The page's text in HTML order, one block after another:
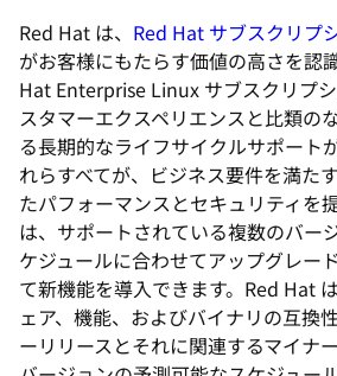
Red Hat は、 Red Hat サブスクリプ
がお客様にもたらす価値の高さを認
Hat Enterprise Linux サブスクリプ
スタマーエクスペリエンスと比類の
る長期的なライフサイクルサポート
れらすべてが、ビジネス要件を満た
たパフォーマンスとセキュリティを
は、サポートされている複数のバー
ケジュールに合わせてアップグレー
て新機能を導入できます。Red Hat
ェア、機能、およびバイナリの互換
ーリリースとそれに関連するマイナ